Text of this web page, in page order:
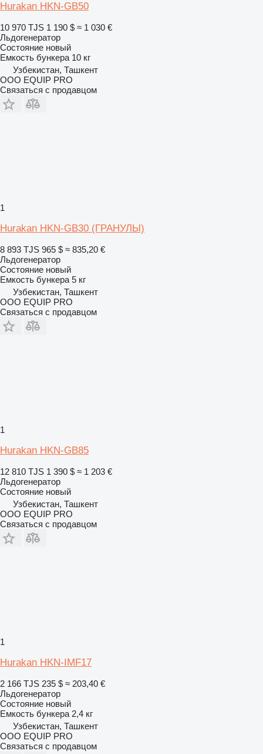
Hurakan HKN-GB50
10 970 TJS 1 190 $ ≈ 1 030 €
Льдогенератор
Состояние новый
Емкость бункера 10 кг
Узбекистан, Ташкент
OOO EQUIP PRO
Связаться с продавцом
1
Hurakan HKN-GB30 (ГРАНУЛЫ)
8 893 TJS 965 $ ≈ 835,20 €
Льдогенератор
Состояние новый
Емкость бункера 5 кг
Узбекистан, Ташкент
OOO EQUIP PRO
Связаться с продавцом
1
Hurakan HKN-GB85
12 810 TJS 1 390 $ ≈ 1 203 €
Льдогенератор
Состояние новый
Узбекистан, Ташкент
OOO EQUIP PRO
Связаться с продавцом
1
Hurakan HKN-IMF17
2 166 TJS 235 $ ≈ 203,40 €
Льдогенератор
Состояние новый
Емкость бункера 2,4 кг
Узбекистан, Ташкент
OOO EQUIP PRO
Связаться с продавцом